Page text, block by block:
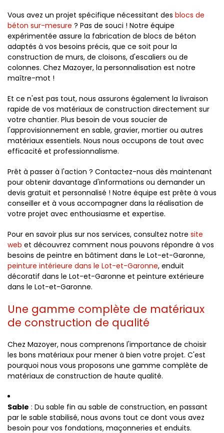
Vous avez un projet spécifique nécessitant des blocs de
béton sur-mesure ? Pas de souci ! Notre équipe
expérimentée assure la fabrication de blocs de béton
adaptés à vos besoins précis, que ce soit pour la
construction de murs, de cloisons, d'escaliers ou de
colonnes. Chez Mazoyer, la personnalisation est notre
maître-mot !
Et ce n'est pas tout, nous assurons également la livraison
rapide de vos matériaux de construction directement sur
votre chantier. Plus besoin de vous soucier de
l'approvisionnement en sable, gravier, mortier ou autres
matériaux essentiels. Nous nous occupons de tout avec
efficacité et professionnalisme.
Prêt à passer à l'action ? Contactez-nous dès maintenant
pour obtenir davantage d'informations ou demander un
devis gratuit et personnalisé ! Notre équipe est prête à vous
conseiller et à vous accompagner dans la réalisation de
votre projet avec enthousiasme et expertise.
Pour en savoir plus sur nos services, consultez notre site
web et découvrez comment nous pouvons répondre à vos
besoins de peintre en bâtiment dans le Lot-et-Garonne,
peinture intérieure dans le Lot-et-Garonne, enduit
décoratif dans le Lot-et-Garonne et peinture extérieure
dans le Lot-et-Garonne.
Une gamme complète de matériaux
de construction de qualité
Chez Mazoyer, nous comprenons l'importance de choisir
les bons matériaux pour mener à bien votre projet. C'est
pourquoi nous vous proposons une gamme complète de
matériaux de construction de haute qualité.
Sable : Du sable fin au sable de construction, en passant
par le sable stabilisé, nous avons tout ce dont vous avez
besoin pour vos fondations, maçonneries et enduits.